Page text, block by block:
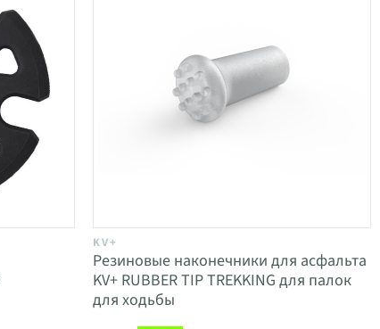
KV+
Резиновые наконечники для асфальта
KV+ RUBBER TIP TREKKING для палок
для ходьбы